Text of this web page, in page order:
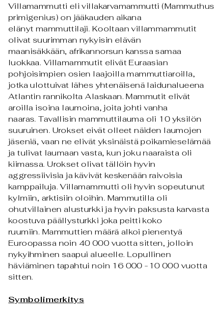
Villamammutti eli villakarvamammutti (Mammuthus
primigenius) on jääkauden aikana
elänyt mammuttilaji. Kooltaan villammammutit
olivat suurimman nykyisin elävän
maanisäkkään, afrikannorsun kanssa samaa
luokkaa. Villamammutit elivät Euraasian
pohjoisimpien osien laajoilla mammuttiaroilla,
jotka ulottuivat lähes yhtenäisenä laidunalueena
Atlantin rannikolta Alaskaan. Mammutit elivät
aroilla isoina laumoina, joita johti vanha
naaras. Tavallisin mammuttilauma oli 10 yksilön
suuruinen. Urokset eivät olleetnäiden laumojen
jäseniä, vaan ne elivät yksinäistä poikamieselämää
ja tulivat laumaan vasta, kun joku naaraista oli
kiimassa. Urokset olivat tällöin hyvin
aggressiivisia ja kävivät keskenään raivoisia
kamppailuja.Villamammutti oli hyvin sopeutunut
kylmiin, arktisiin oloihin. Mammutilla oli
ohutvillainen alusturkki ja hyvin paksusta karvasta
koostuva päällysturkki joka peitti koko
ruumiin. Mammuttien määrä alkoi pienentyä
Euroopassa noin 40 000 vuotta sitten, jolloin
nykyihminen saapui alueelle. Lopullinen
häviäminen tapahtui noin 16 000 -10 000 vuotta
sitten.
Symbolimerkitys